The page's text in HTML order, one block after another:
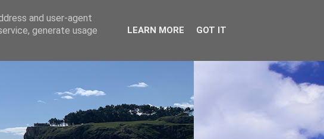
and user-agent
generate usage
LEARN MORE GOT IT